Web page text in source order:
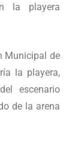
la playera
Municipal de
la playera,
escenario
de la arena